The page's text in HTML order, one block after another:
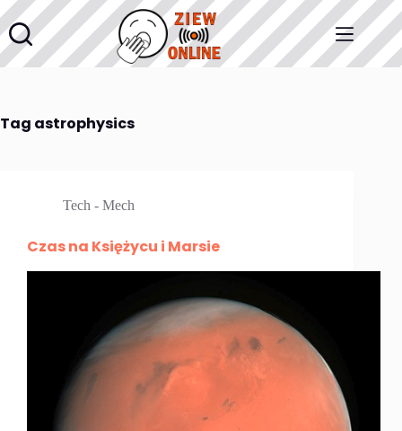
Przejdź
do
treści
Tag astrophysics
Tech - Mech
Czas na Księżycu i Marsie